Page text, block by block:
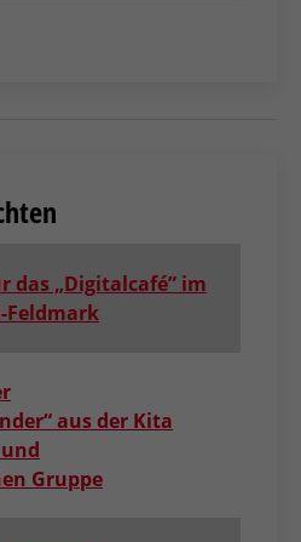
das „Digitalcafé” im
Feldmark
aus der Kita
Gruppe